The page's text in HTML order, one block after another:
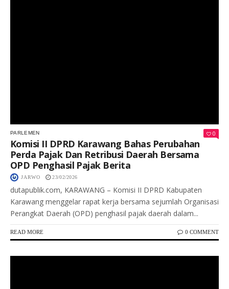
PARLEMEN 0
Komisi II DPRD Karawang Bahas Perubahan
Perda Pajak Dan Retribusi Daerah Bersama
OPD Penghasil Pajak Berita
JARWO 23/02/2026
dutapublik.com, KARAWANG – Komisi II DPRD Kabupaten
Karawang menggelar rapat kerja bersama sejumlah Organisasi
Perangkat Daerah (OPD) penghasil pajak daerah dalam...
READ MORE 0 COMMENT
Keterangan Gambar: Wakil Ketua Komisi IX DPR RI drg. Putih Sari memberikan pemaparan dalam kegiatan sosialisasi perluasan peserta BPJS Ketenagakerjaan di Desa Jatireja, Cikarang Timur.